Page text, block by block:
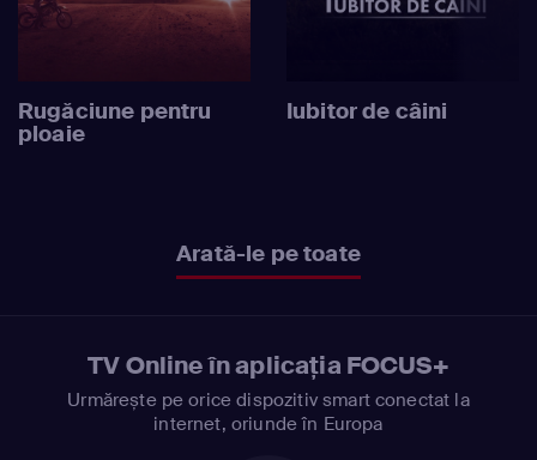
Rugăciune pentru
ploaie
Iubitor de câini
Arată-le pe toate
TV Online în aplicația FOCUS+
Urmărește pe orice dispozitiv smart conectat la
internet, oriunde în Europa